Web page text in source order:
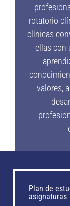
rotatorio
clínicas
ellas con
valores,
Plan de
asignaturas